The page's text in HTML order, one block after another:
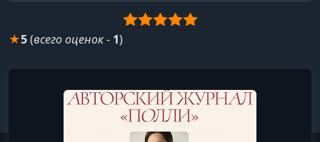
★5(всего оценок- 1)